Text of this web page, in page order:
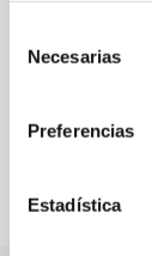
Necesarias
Preferencias
Estadística
FAVORITOS